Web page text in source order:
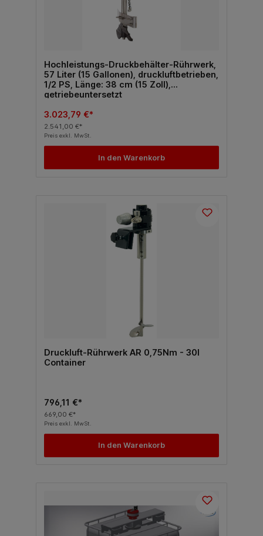
Hochleistungs-Druckbehälter-Rührwerk,
57 Liter (15 Gallonen), druckluftbetrieben,
1/2 PS, Länge: 38 cm (15 Zoll),
getriebeuntersetzt
3.023,79 €*
2.541,00 €*
Preis exkl. MwSt.
In den Warenkorb
Druckluft-Rührwerk AR 0,75Nm - 30l
Container
796,11 €*
669,00 €*
Preis exkl. MwSt.
In den Warenkorb